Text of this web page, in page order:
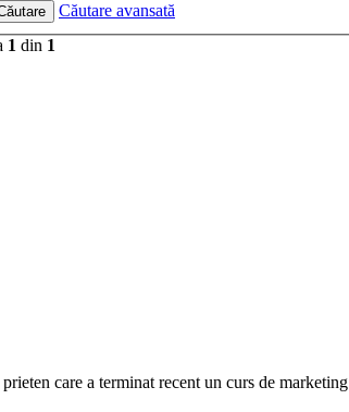
Căutare avansată
1 din 1
care a terminat recent un curs de